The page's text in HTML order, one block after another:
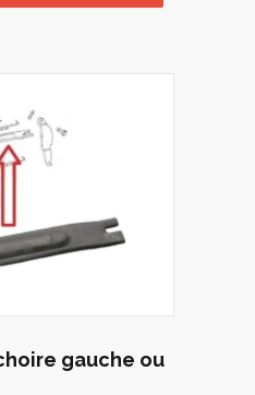
gauche ou